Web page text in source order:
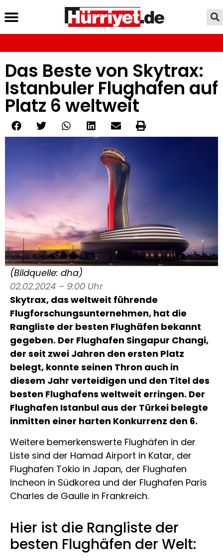
Das Beste von Skytrax:
Istanbuler Flughafen auf
Platz 6 weltweit
(Bildquelle: dha)
02.02.2024 – 9:00 Uhr
Skytrax, das weltweit führende
Flugforschungsunternehmen, hat die
Rangliste der besten Flughäfen bekannt
gegeben. Der Flughafen Singapur Changi,
der seit zwei Jahren den ersten Platz
belegt, konnte seinen Thron auch in
diesem Jahr verteidigen und den Titel des
besten Flughafens weltweit erringen. Der
Flughafen Istanbul aus der Türkei belegte
inmitten einer harten Konkurrenz den 6.
Weitere bemerkenswerte Flughäfen in der
Liste sind der Hamad Airport in Katar, der
Flughafen Tokio in Japan, der Flughafen
Incheon in Südkorea und der Flughafen Paris
Charles de Gaulle in Frankreich.
Hier ist die Rangliste der
besten Flughäfen der Welt: